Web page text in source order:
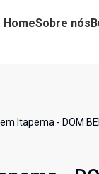
HomeSobre nós
Itapema - DOM